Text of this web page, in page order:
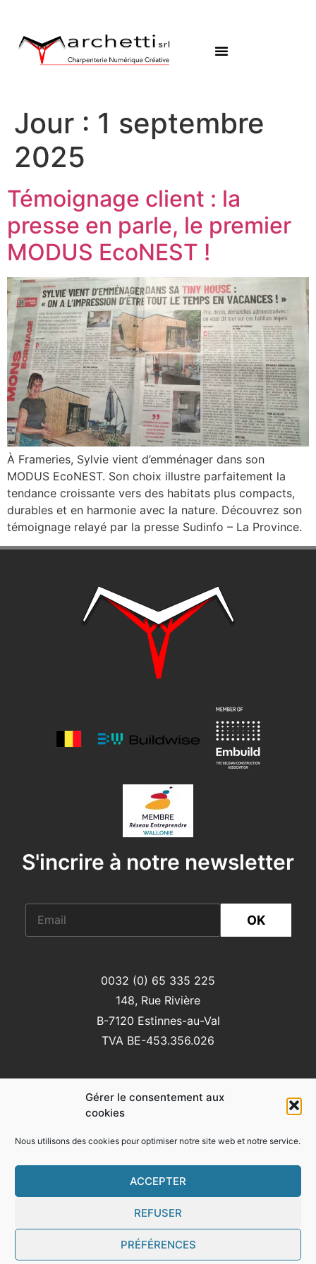
Gérer le consentement aux
cookies
Nous utilisons des cookies pour optimiser notre site web et notre service.
ACCEPTER
REFUSER
PRÉFÉRENCES
Jour : 1 septembre
2025
Témoignage client : la
presse en parle, le premier
MODUS EcoNEST !
À Frameries, Sylvie vient d’emménager dans son
MODUS EcoNEST. Son choix illustre parfaitement la
tendance croissante vers des habitats plus compacts,
durables et en harmonie avec la nature. Découvrez son
témoignage relayé par la presse Sudinfo – La Province.
S'incrire à notre newsletter
OK
0032 (0) 65 335 225
148, Rue Rivière
B-7120 Estinnes-au-Val
TVA BE-453.356.026
Vous pouvez nous suivre sur:
Conditions générales d’utilisation
Protection des données